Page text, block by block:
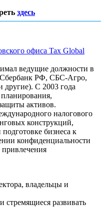
здесь
офиса Tax Global
ведущие должности в
РФ, СБС-Агро,
С 2003 года
активов.
налогового
конструкций,
бизнеса к
конфиденциальности
привлечения
владельцы и
развивать